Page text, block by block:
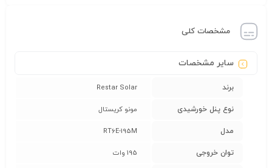
مشخصات کلی
سایر مشخصات
برند Restar Solar
نوع پنل خورشیدی مونو کریستال
مدل RT6E-195M
توان خروجی 195 وات